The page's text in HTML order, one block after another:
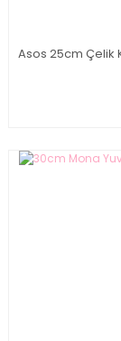
Asos 25cm Çelik